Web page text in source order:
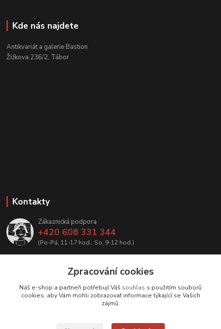
Kde nás najdete
Antikvariát a galerie Bastion
Žižkova 236/2, Tábor
Kontakty
Zákaznická podpora
+420 608 331 344
(Po-Pá, 11-17 hod.; So, 9-12 hod.)
Zpracování cookies
Náš e-shop a partneři potřebují Váš souhlas s použitím souborů
cookies, aby Vám mohli zobrazovat informace týkající se Vašich
zájmů.